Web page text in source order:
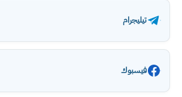
تيليجرام
فيسبوك